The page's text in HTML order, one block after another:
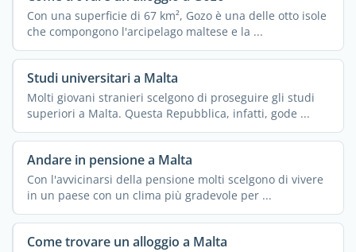
Con una superficie di 67 km², Gozo è una delle otto isole
che compongono l'arcipelago maltese e la ...
Studi universitari a Malta
Molti giovani stranieri scelgono di proseguire gli studi
superiori a Malta. Questa Repubblica, infatti, gode ...
Andare in pensione a Malta
Con l'avvicinarsi della pensione molti scelgono di vivere
in un paese con un clima più gradevole per ...
Come trovare un alloggio a Malta